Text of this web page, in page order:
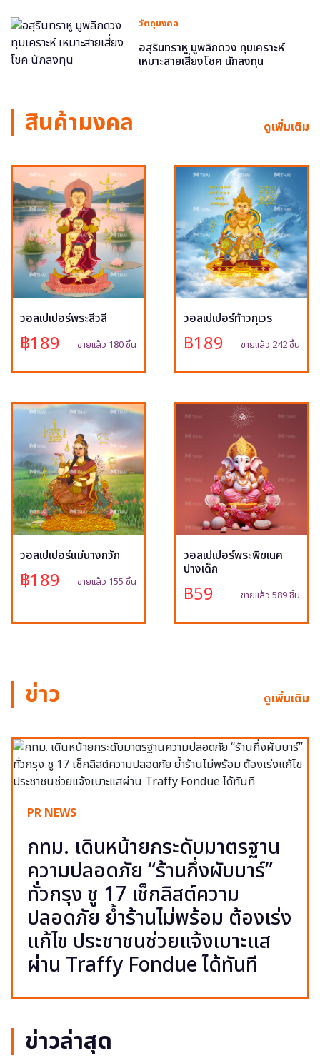
วัตถุมงคล
อสุรินทราหู มูพลิกดวง ทุบเคราะห์
เหมาะสายเสี่ยงโชค นักลงทุน
สินค้ามงคล ดูเพิ่มเติม
วอลเปเปอร์พระสีวลี
฿189 ขายแล้ว 180 ชิ้น
วอลเปเปอร์ท้าวกุเวร
฿189 ขายแล้ว 242 ชิ้น
วอลเปเปอร์แม่นางกวัก
฿189 ขายแล้ว 155 ชิ้น
วอลเปเปอร์พระพิฆเนศ
ปางเด็ก
฿59 ขายแล้ว 589 ชิ้น
ข่าว ดูเพิ่มเติม
PR NEWS
กทม. เดินหน้ายกระดับมาตรฐาน
ความปลอดภัย “ร้านกึ่งผับบาร์”
ทั่วกรุง ชู 17 เช็กลิสต์ความ
ปลอดภัย ย้ำร้านไม่พร้อม ต้องเร่ง
แก้ไข ประชาชนช่วยแจ้งเบาะแส
ผ่าน Traffy Fondue ได้ทันที
ข่าวล่าสุด